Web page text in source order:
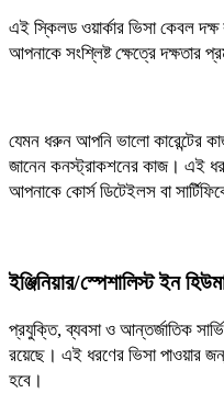
এই স্কিলড ওয়ার্কার ভিসা কেবল
আপনাকে সংশ্লিষ্ট ক্ষেত্রে দক্ষতার
যেমন ধরুন আপনি ভালো কারেন্টের
জানেন কনস্ট্রাকশনের কাজ। এই
আপনাকে কোর্স ডিটেইলস বা
ইঞ্জিনিয়ার/স্পেশালিস্ট ইন
প্রযুক্তি, ব্যবসা ও আন্তর্জাতিক
রয়েছে। এই ধরণের ভিসা পাওয়ার
হবে।